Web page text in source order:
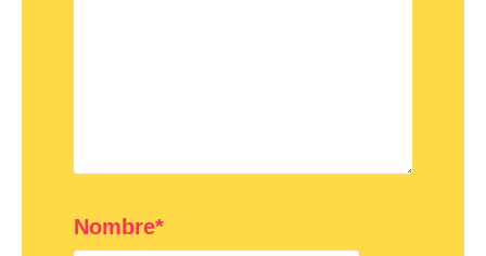
Nombre*